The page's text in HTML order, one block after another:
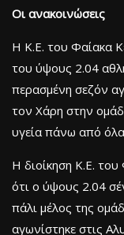
Οι ανακοινώσεις
Η Κ.Ε. του Φαίακα
του ύψους 2.04
περασμένη σεζόν
τον Χάρη στην
υγεία πάνω από
Η διοίκηση Κ.Ε.
ότι ο ύψους 2.04
πάλι μέλος της
αγωνίστηκε στις